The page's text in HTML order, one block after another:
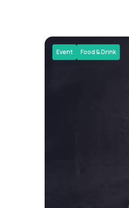
Event Food & Drink